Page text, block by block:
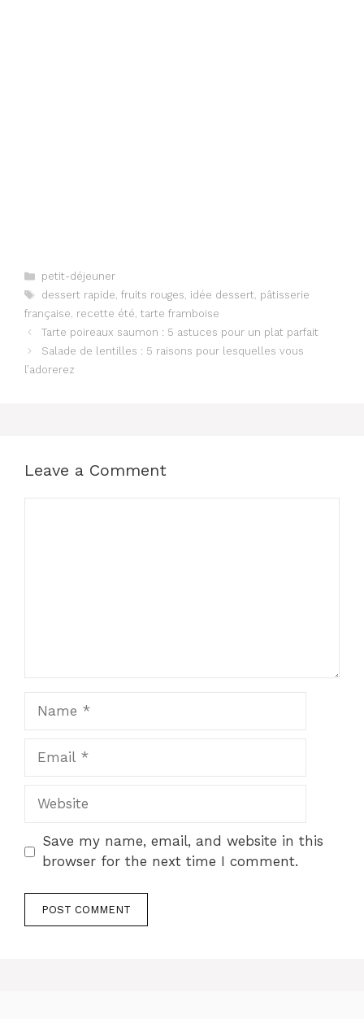
Categories
petit-déjeuner
Tags
dessert rapide, fruits rouges, idée dessert, pâtisserie
française, recette été, tarte framboise
Tarte poireaux saumon : 5 astuces pour un plat parfait
Salade de lentilles : 5 raisons pour lesquelles vous
l’adorerez
Leave a Comment
Website
Save my name, email, and website in this
browser for the next time I comment.